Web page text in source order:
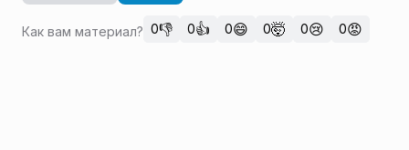
Как вам материал? 0👎 0👍 0😄 0🤯 0😢 0😡